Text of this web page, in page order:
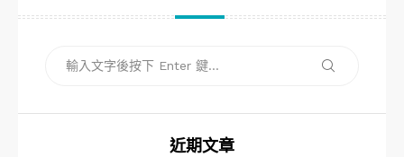
搜
近期文章